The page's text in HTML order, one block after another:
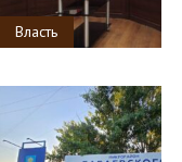
Власть